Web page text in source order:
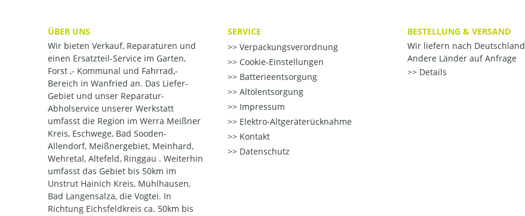
ÜBER UNS
Wir bieten Verkauf, Reparaturen und
einen Ersatzteil-Service im Garten,
Forst ,- Kommunal und Fahrrad,-
Bereich in Wanfried an. Das Liefer-
Gebiet und unser Reparatur-
Abholservice unserer Werkstatt
umfasst die Region im Werra Meißner
Kreis, Eschwege, Bad Sooden-
Allendorf, Meißnergebiet, Meinhard,
Wehretal, Altefeld, Ringgau . Weiterhin
umfasst das Gebiet bis 50km im
Unstrut Hainich Kreis, Mühlhausen,
Bad Langensalza, die Vogtei. In
Richtung Eichsfeldkreis ca. 50km bis
SERVICE
Verpackungsverordnung
Cookie-Einstellungen
Batterieentsorgung
Altölentsorgung
Impressum
Elektro-Altgeräterücknahme
Kontakt
Datenschutz
BESTELLUNG & VERSAND
Wir liefern nach Deutschland
Andere Länder auf Anfrage
Details